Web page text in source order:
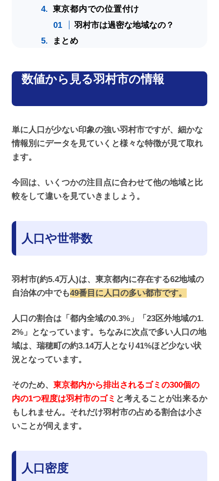
東京都内での位置付け
羽村市は過密な地域なの？
まとめ
数値から見る羽村市の情報
単に人口が少ない印象の強い羽村市ですが、細かな
情報別にデータを見ていくと様々な特徴が見て取れ
ます。
今回は、いくつかの注目点に合わせて他の地域と比
較をして違いを見ていきましょう。
人口や世帯数
羽村市(約5.4万人)は、東京都内に存在する62地域の
自治体の中でも49番目に人口の多い都市です。
人口の割合は「都内全域の0.3%」「23区外地域の1.
2%」となっています。ちなみに次点で多い人口の地
域は、瑞穂町の約3.14万人となり41%ほど少ない状
況となっています。
そのため、 東京都内から排出されるゴミの300個の
内の1つ程度は羽村市のゴミ と考えることが出来るか
もしれません。それだけ羽村市の占める割合は小さ
いことが伺えます。
人口密度